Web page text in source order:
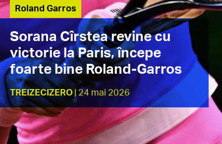
Roland Garros
Sorana Cîrstea revine cu
victorie la Paris, începe
foarte bine Roland-Garros
TREIZECIZERO| 24 mai 2026